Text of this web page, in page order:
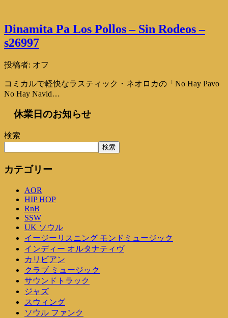
Dinamita Pa Los Pollos – Sin Rodeos –
s26997
投稿者: オフ
コミカルで軽快なラスティック・ネオロカの「No Hay Pavo
No Hay Navid…
休業日のお知らせ
検索
検索
カテゴリー
AOR
HIP HOP
RnB
SSW
UK ソウル
イージーリスニング モンドミュージック
インディー オルタナティヴ
カリビアン
クラブ ミュージック
サウンドトラック
ジャズ
スウィング
ソウル ファンク